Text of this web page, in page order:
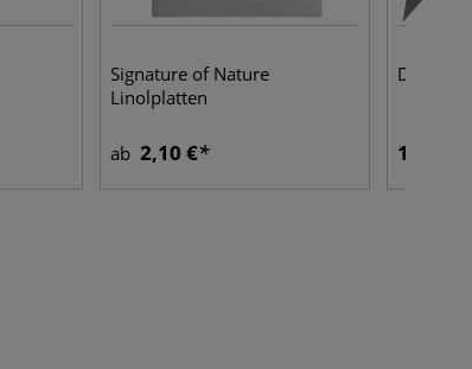
Signature of Nature
Linolplatten
ab 2,10 €
DAS®
16,60 €